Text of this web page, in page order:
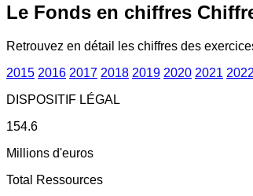
Le Fonds en chiffres
Retrouvez en détail les chiffres des
2015 2016 2017 2018 2019 2020 2021 2022
DISPOSITIF LÉGAL
154.6
Millions d'euros
Total Ressources